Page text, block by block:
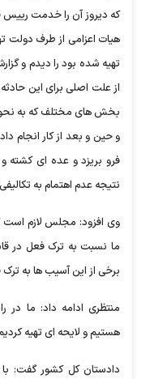
که دیروز آن را خدمت رییس
هیات اعزامی از طرف دولت
تهیه شده بود را دیدم و
از علت اصلی برای این
بخش های مختلف که به
و حین و بعد از کار انجام
فرو بریزد و عده ای کشته
نتیجه عدم اهتمام به
وی افزود: مجلس لازم است
ما نسبت به ترک فعل در
برخی از این آسیب ها به
منتظری ادامه داد: ما در
هستیم و لایحه ای تهیه
دادستان کل کشور گفت: با